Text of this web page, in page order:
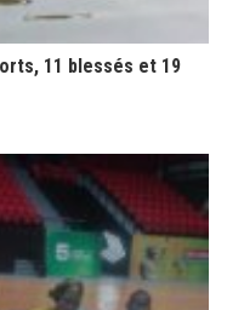
11 blessés et 19